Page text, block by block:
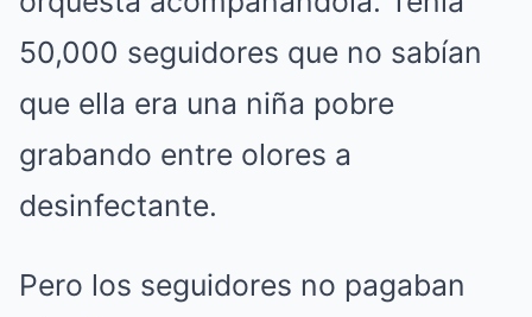
50,000 seguidores que no sabían
que ella era una niña pobre
grabando entre olores a
desinfectante.
Pero los seguidores no pagaban